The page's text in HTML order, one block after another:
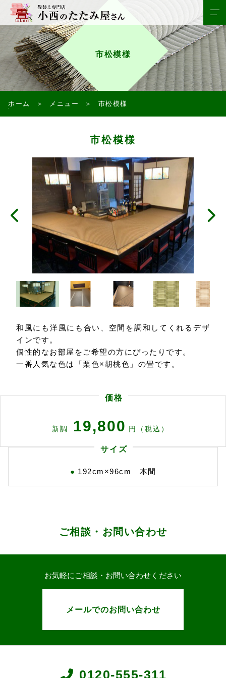
市松模様
ホーム メニュー 市松模様
市松模様
和風にも洋風にも合い、空間を調和してくれるデザ
インです。
個性的なお部屋をご希望の方にぴったりです。
一番人気な色は「栗色×胡桃色」の畳です。
価格
新調 19,800 円（税込）
サイズ
192cm×96cm 本間
ご相談・お問い合わせ
お気軽にご相談・お問い合わせください
メールでのお問い合わせ
0120-555-311